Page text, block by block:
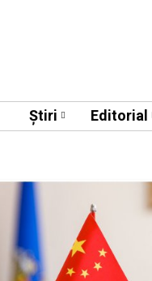
Știri Editorial